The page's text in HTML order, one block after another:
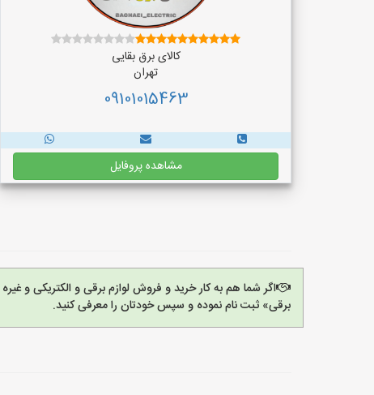
کالای برق بقایی
تهران
09101015463
مشاهده پروفایل
اگر شما هم به کار خرید و فروش لوازم برقی و الکتریکی و
برقی» ثبت نام نموده و سپس خودتان را معرفی کنید.